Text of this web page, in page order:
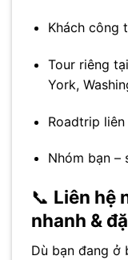
Khách công
Tour riêng
York,
Roadtrip liên
Nhóm bạn –
📞 Liên hệ
nhanh &
Dù bạn đang ở